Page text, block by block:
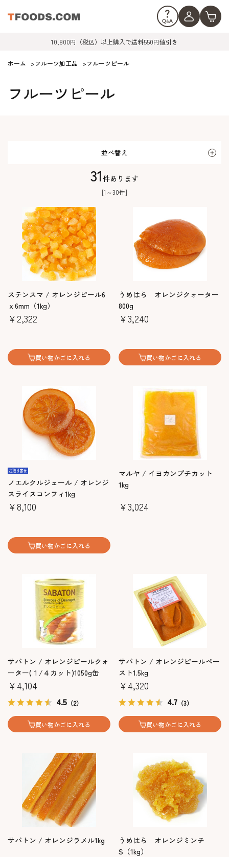
10,800円（税込）以上購入で送料550円値引き
ホーム >フルーツ加工品 >フルーツピール
フルーツピール
並べ替え
[1～30件]
31件あります
ステンスマ / オレンジピール6
ｘ6mm（1kg）
￥2,322
買い物かごに入れる
うめはら オレンジクォーター
800g
￥3,240
買い物かごに入れる
ノエルクルジェール / オレンジ
スライスコンフィ1kg
￥8,100
買い物かごに入れる
マルヤ / イヨカンプチカット
1kg
￥3,024
サバトン / オレンジピールクォ
ーター(１/４カット)1050g缶
￥4,104
4.5 （2）
買い物かごに入れる
サバトン / オレンジピールペー
スト1.5kg
￥4,320
4.7 （3）
買い物かごに入れる
サバトン / オレンジラメル1kg
うめはら オレンジミンチ
S（1kg）